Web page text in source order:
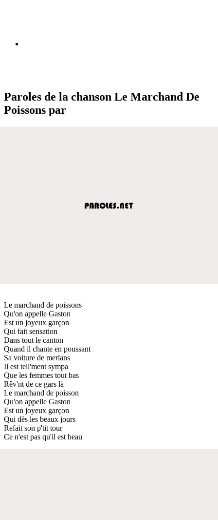
Paroles de la chanson Le Marchand De
Poissons par
Le marchand de poissons
Qu'on appelle Gaston
Est un joyeux garçon
Qui fait sensation
Dans tout le canton
Quand il chante en poussant
Sa voiture de merlans
Il est tell'ment sympa
Que les femmes tout bas
Rêv'nt de ce gars là
Le marchand de poisson
Qu'on appelle Gaston
Est un joyeux garçon
Qui dès les beaux jours
Refait son p'tit tour
Ce n'est pas qu'il est beau